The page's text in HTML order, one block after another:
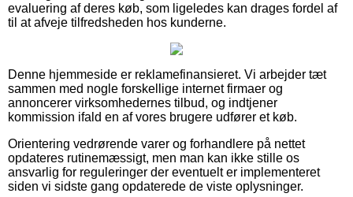
evaluering af deres køb, som ligeledes kan drages fordel af
til at afveje tilfredsheden hos kunderne.
Denne hjemmeside er reklamefinansieret. Vi arbejder tæt
sammen med nogle forskellige internet firmaer og
annoncerer virksomhedernes tilbud, og indtjener
kommission ifald en af vores brugere udfører et køb.
Orientering vedrørende varer og forhandlere på nettet
opdateres rutinemæssigt, men man kan ikke stille os
ansvarlig for reguleringer der eventuelt er implementeret
siden vi sidste gang opdaterede de viste oplysninger.